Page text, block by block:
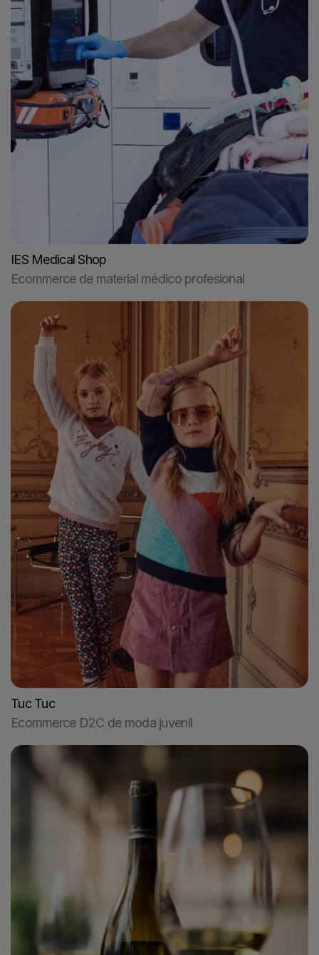
IES Medical Shop
Ecommerce de material médico profesional
Tuc Tuc
Ecommerce D2C de moda juvenil